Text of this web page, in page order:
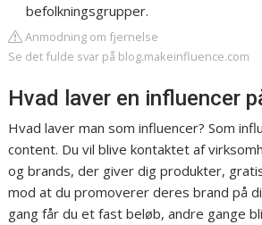
befolkningsgrupper.
Anmodning om fjernelse
Se det fulde svar på blog.makeinfluence.com
Hvad laver en influencer
Hvad laver man som influencer? Som
content. Du vil blive kontaktet af
og brands, der giver dig produkter,
mod at du promoverer deres brand på
gang får du et fast beløb, andre gange